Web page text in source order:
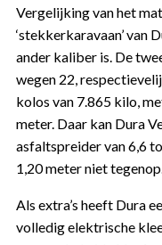
Vergelijking van het
‘stekkerkaravaan’ van
ander kaliber is. De
wegen 22,
kolos van 7.865 kilo,
meter. Daar kan Dura
asfaltspreider van 6,6
1,20 meter niet
Als extra’s heeft Dura
volledig elektrische